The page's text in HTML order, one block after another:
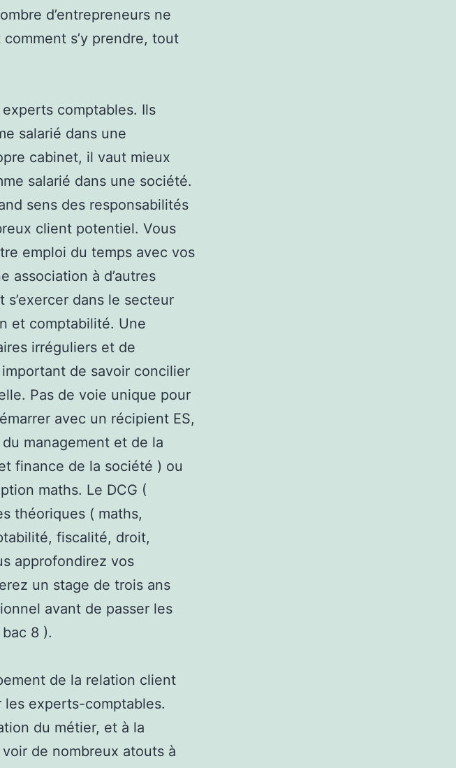
d’entrepreneurs ne
s’y prendre, tout
comptables. Ils
salarié dans une
cabinet, il vaut mieux
salarié dans une société.
sens des responsabilités
client potentiel. Vous
emploi du temps avec vos
association à d’autres
dans le secteur
et comptabilité. Une
irréguliers et de
de savoir concilier
Pas de voie unique pour
avec un récipient ES,
management et de la
finance de la société ) ou
maths. Le DCG (
théoriques ( maths,
fiscalité, droit,
approfondirez vos
un stage de trois ans
avant de passer les
8 ).
de la relation client
experts-comptables.
du métier, et à la
de nombreux atouts à